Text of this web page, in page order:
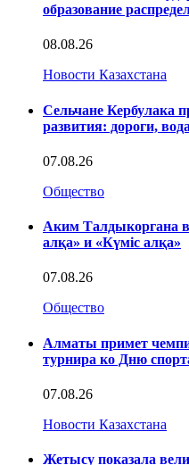
образование
08.08.26
Новости Казахстана
Сельчане Кербулака
развития: дороги,
07.08.26
Общество
Аким Талдыкоргана
алқа» и «Күміс алқа»
07.08.26
Общество
Алматы примет
турнира ко Дню
07.08.26
Новости Казахстана
Жетысу показала